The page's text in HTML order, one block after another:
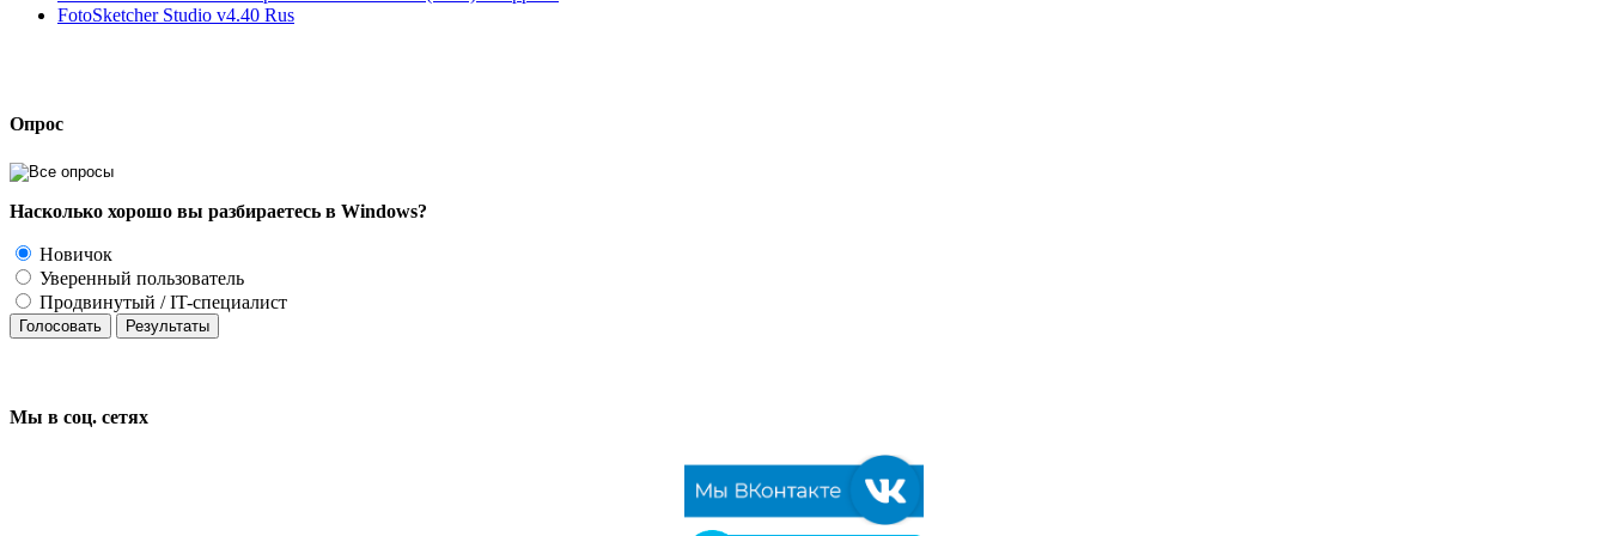
FotoSketcher Studio v4.40 Rus
Опрос
Насколько хорошо вы разбираетесь в Windows?
Новичок
Уверенный пользователь
Продвинутый / IT-специалист
Голосовать Результаты
Мы в соц. сетях